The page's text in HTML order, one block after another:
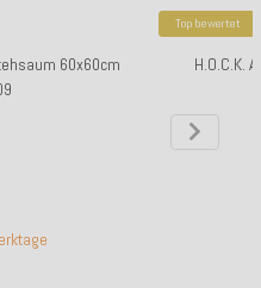
60x60cm
Top bewertet
H.O.C.K.